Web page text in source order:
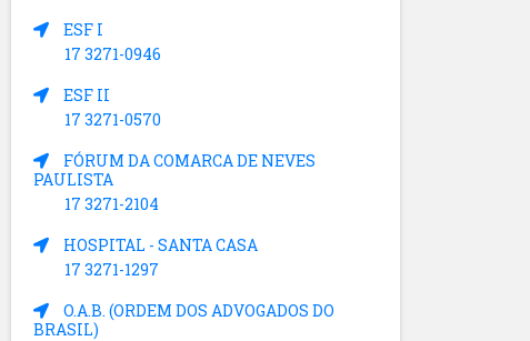
ESF I
17 3271-0946
ESF II
17 3271-0570
FÓRUM DA COMARCA DE NEVES
PAULISTA
17 3271-2104
HOSPITAL - SANTA CASA
17 3271-1297
O.A.B. (ORDEM DOS ADVOGADOS DO
BRASIL)